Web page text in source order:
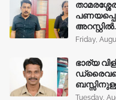
അറസ്റ്റിൽ.
Friday,
ഭാര്യ
ഡ്രൈവറെ
Tuesday,